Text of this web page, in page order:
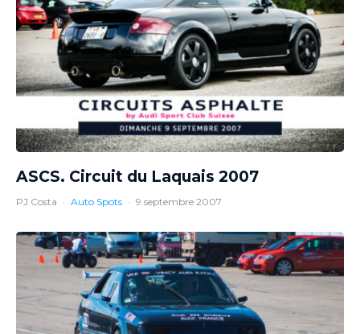
ASCS. Circuit du Laquais 2007
PJ Costa · Auto Spots · 9 septembre 2007